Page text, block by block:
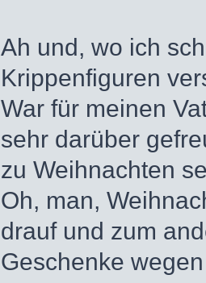
Ah und, wo ich
Krippenfiguren
War für meinen
sehr darüber
zu Weihnachten
Oh, man,
drauf und zum
Geschenke